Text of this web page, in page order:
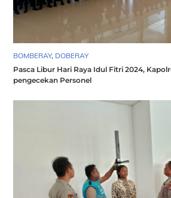
BOMBERAY, DOBERAY
Pasca Libur Hari Raya Idul Fitri 2024,
pengecekan Personel